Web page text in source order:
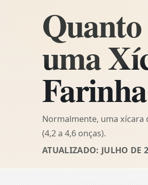
Quanto
uma
Normalmente, uma xícara
(4,2 a 4,6 onças).
ATUALIZADO: JULHO DE